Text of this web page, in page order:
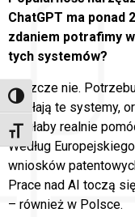
Toggle High Contrast
Toggle Font size
ChatGPT ma ponad
zdaniem potrafimy
tych systemów?
Jeszcze nie.
działają te systemy,
mogłaby realnie
Według
wniosków
Prace nad AI toczą
– również w Polsce.